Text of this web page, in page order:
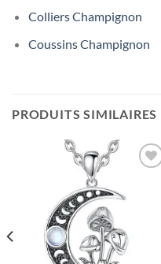
Colliers Champignon
Coussins Champignon
PRODUITS SIMILAIRES